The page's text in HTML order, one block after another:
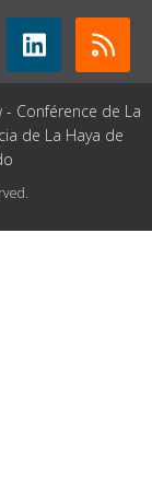
- Conférence de La
de La Haya de